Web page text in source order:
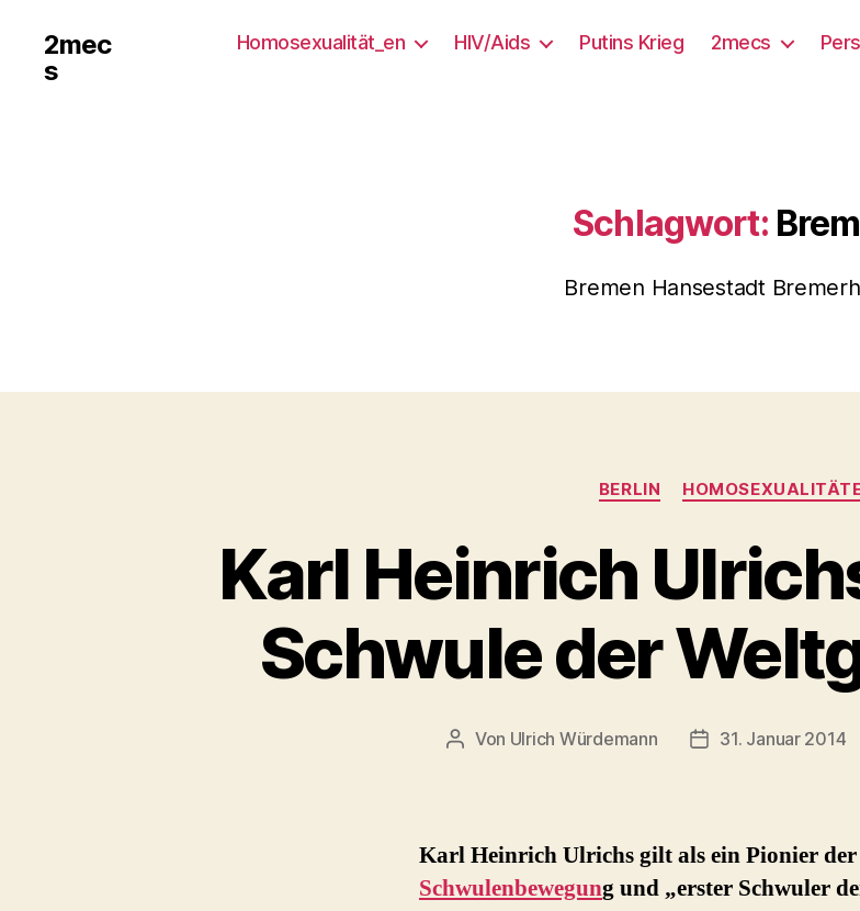
2mec
s
Homosexualität_en HIV/Aids Putins Krieg 2mecs
Schlagwort:
Bremen Hansestadt
Kategorien
BERLIN
Karl Heinrich
Schwule der
Beitragsautor
Von Ulrich Würdemann Beitragsdatum
31. Januar 2014
Karl Heinrich Ulrichs gilt als ein Pionier der
Schwulenbewegung und „erster Schwuler